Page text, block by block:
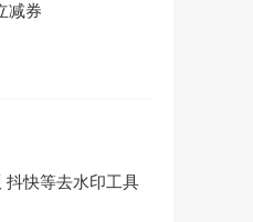
减券
抖快等去水印工具